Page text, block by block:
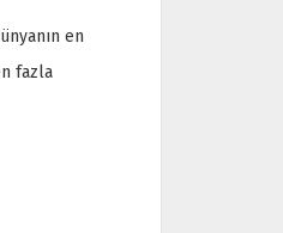
en
fazla